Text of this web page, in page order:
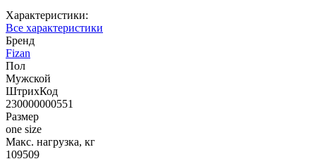
Характеристики:
Все характеристики
Бренд
Fizan
Пол
Мужской
ШтрихКод
230000000551
Размер
one size
Макс. нагрузка, кг
109509